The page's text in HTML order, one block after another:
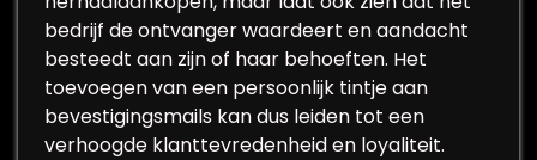
bedrijf de ontvanger waardeert en aandacht
besteedt aan zijn of haar behoeften. Het
toevoegen van een persoonlijk tintje aan
bevestigingsmails kan dus leiden tot een
verhoogde klanttevredenheid en loyaliteit.